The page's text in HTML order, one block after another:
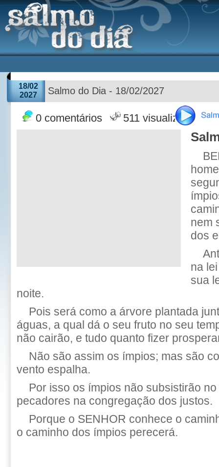
18/02
2027
Salmo do Dia - 18/02/2027
0 comentários 511 visualizações
nem
dos
na
sua
noite.
Pois será como a árvore plantada
águas, a qual dá o seu fruto no seu
não cairão, e tudo quanto fizer
Não são assim os ímpios; mas são
vento espalha.
Por isso os ímpios não subsistirão
pecadores na congregação dos justos.
Porque o SENHOR conhece o
o caminho dos ímpios perecerá.